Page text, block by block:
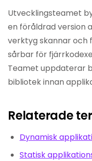
Utvecklingsteamet
en föråldrad version
verktyg skannar och
sårbar för
Teamet uppdaterar
bibliotek innan
Relaterade
Dynamisk
Statisk